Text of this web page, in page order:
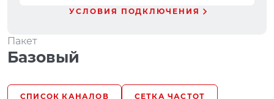
УСЛОВИЯ ПОДКЛЮЧЕНИЯ
Пакет
Базовый
СПИСОК КАНАЛОВ СЕТКА ЧАСТОТ